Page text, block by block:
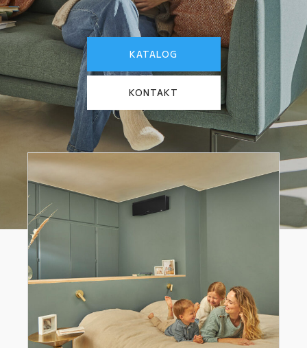
KATALOG
KONTAKT